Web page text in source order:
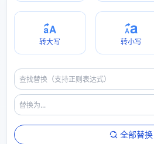
转大写 转小写
全部替换